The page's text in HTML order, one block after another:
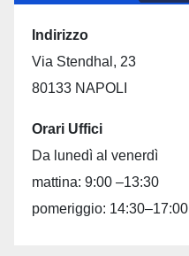
Indirizzo
Via Stendhal, 23
80133 NAPOLI
Orari Uffici
Da lunedì al venerdì
mattina: 9:00 –13:30
pomeriggio: 14:30–17:00